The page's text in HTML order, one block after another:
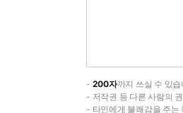
- 200자까지 쓰실 수 있
- 저작권 등 다른 사람의
- 타인에게 불쾌감을 주는